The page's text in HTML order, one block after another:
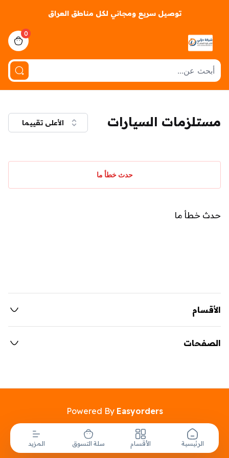
توصيل سريع ومجاني لكل مناطق العراق
0
bag
مستلزمات السيارات الأعلى تقييما
حدث خطأ ما
حدث خطأ ما
الرئيسية الأقسام سلة التسوق المزيد
الأقسام
الصفحات
Powered By Easyorders